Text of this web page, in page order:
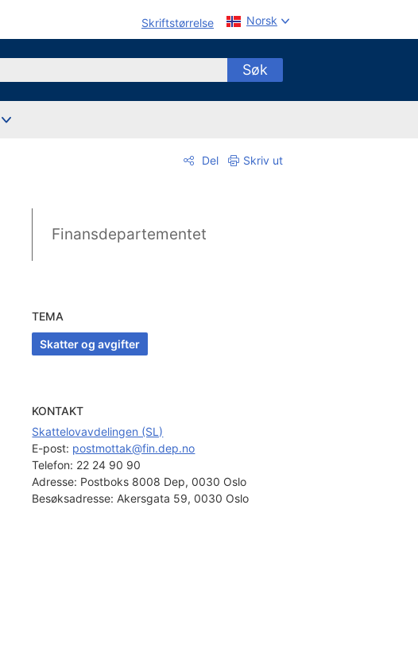
Skriftstørrelse Norsk
Søk
Del Skriv ut
Finansdepartementet
TEMA
Skatter og avgifter
KONTAKT
Skattelovavdelingen (SL)
E-post: postmottak@fin.dep.no
Telefon: 22 24 90 90
Adresse: Postboks 8008 Dep, 0030 Oslo
Besøksadresse: Akersgata 59, 0030 Oslo